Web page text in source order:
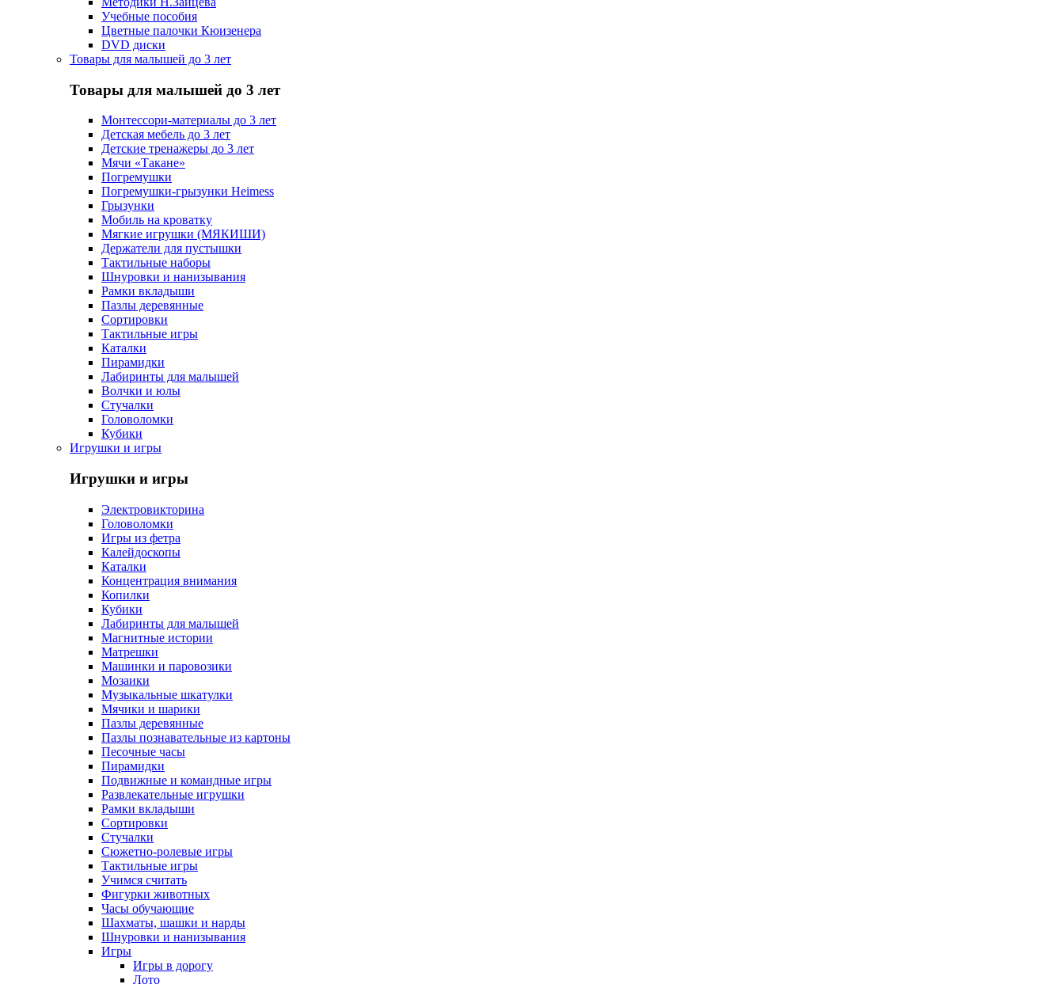
Учебные пособия
Цветные палочки Кюизенера
DVD диски
Товары для малышей до 3 лет
Товары для малышей до 3 лет
Монтессори-материалы до 3 лет
Детская мебель до 3 лет
Детские тренажеры до 3 лет
Мячи «Такане»
Погремушки
Погремушки-грызунки Heimess
Грызунки
Мобиль на кроватку
Мягкие игрушки (МЯКИШИ)
Держатели для пустышки
Тактильные наборы
Шнуровки и нанизывания
Рамки вкладыши
Пазлы деревянные
Сортировки
Тактильные игры
Каталки
Пирамидки
Лабиринты для малышей
Волчки и юлы
Стучалки
Головоломки
Кубики
Игрушки и игры
Игрушки и игры
Электровикторина
Головоломки
Игры из фетра
Калейдоскопы
Каталки
Концентрация внимания
Копилки
Кубики
Лабиринты для малышей
Магнитные истории
Матрешки
Машинки и паровозики
Мозаики
Музыкальные шкатулки
Мячики и шарики
Пазлы деревянные
Пазлы познавательные из картоны
Песочные часы
Пирамидки
Подвижные и командные игры
Развлекательные игрушки
Рамки вкладыши
Сортировки
Стучалки
Сюжетно-ролевые игры
Тактильные игры
Учимся считать
Фигурки животных
Часы обучающие
Шахматы, шашки и нарды
Шнуровки и нанизывания
Игры
Игры в дорогу
Лото